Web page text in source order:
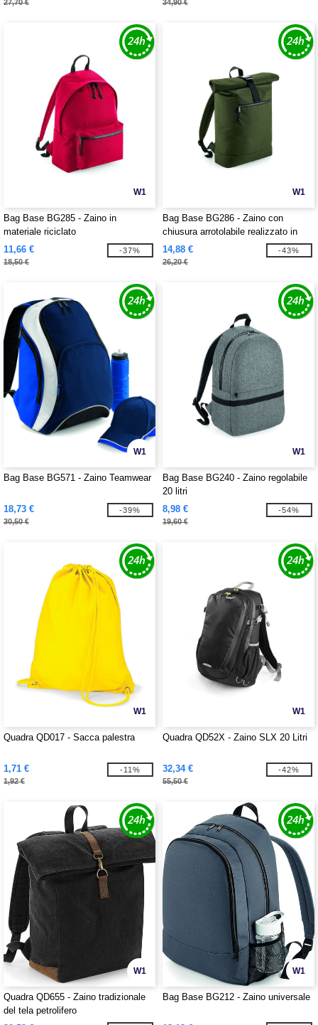
27,70 € 34,90 €
W1
Bag Base BG285 - Zaino in
materiale riciclato
11,66 €
18,50 €
-37%
W1
Bag Base BG286 - Zaino con
chiusura arrotolabile realizzato in
materiale riciclato
14,88 €
26,20 €
-43%
W1
Bag Base BG571 - Zaino Teamwear
18,73 €
30,50 €
-39%
W1
Bag Base BG240 - Zaino regolabile
20 litri
8,98 €
19,60 €
-54%
W1
Quadra QD017 - Sacca palestra
1,71 €
1,92 €
-11%
W1
Quadra QD52X - Zaino SLX 20 Litri
32,34 €
55,50 €
-42%
W1
Quadra QD655 - Zaino tradizionale
del tela petrolifero
W1
Bag Base BG212 - Zaino universale